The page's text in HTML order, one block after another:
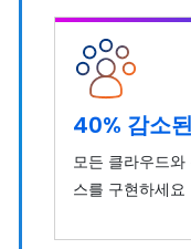
40% 감소
모든 클라우드
스를 구현하세요